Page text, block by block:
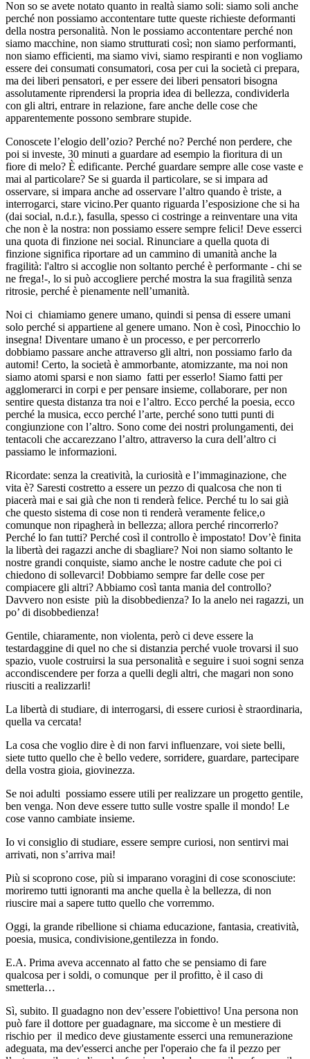
Non so se avete notato quanto in realtà siamo soli: siamo soli anche
perché non possiamo accontentare tutte queste richieste deformanti
della nostra personalità. Non le possiamo accontentare perché non
siamo macchine, non siamo strutturati così; non siamo performanti,
non siamo efficienti, ma siamo vivi, siamo respiranti e non vogliamo
essere dei consumati consumatori, cosa per cui la società ci prepara,
ma dei liberi pensatori, e per essere dei liberi pensatori bisogna
assolutamente riprendersi la propria idea di bellezza, condividerla
con gli altri, entrare in relazione, fare anche delle cose che
apparentemente possono sembrare stupide.
Conoscete l’elogio dell’ozio? Perché no? Perché non perdere, che
poi si investe, 30 minuti a guardare ad esempio la fioritura di un
fiore di melo? È edificante. Perché guardare sempre alle cose vaste e
mai al particolare? Se si guarda il particolare, se si impara ad
osservare, si impara anche ad osservare l’altro quando è triste, a
interrogarci, stare vicino.Per quanto riguarda l’esposizione che si ha
(dai social, n.d.r.), fasulla, spesso ci costringe a reinventare una vita
che non è la nostra: non possiamo essere sempre felici! Deve esserci
una quota di finzione nei social. Rinunciare a quella quota di
finzione significa riportare ad un cammino di umanità anche la
fragilità: l'altro si accoglie non soltanto perché è performante - chi se
ne frega!-, lo si può accogliere perché mostra la sua fragilità senza
ritrosie, perché è pienamente nell’umanità.
Noi ci chiamiamo genere umano, quindi si pensa di essere umani
solo perché si appartiene al genere umano. Non è così, Pinocchio lo
insegna! Diventare umano è un processo, e per percorrerlo
dobbiamo passare anche attraverso gli altri, non possiamo farlo da
automi! Certo, la società è ammorbante, atomizzante, ma noi non
siamo atomi sparsi e non siamo fatti per esserlo! Siamo fatti per
agglomerarci in corpi e per pensare insieme, collaborare, per non
sentire questa distanza tra noi e l’altro. Ecco perché la poesia, ecco
perché la musica, ecco perché l’arte, perché sono tutti punti di
congiunzione con l’altro. Sono come dei nostri prolungamenti, dei
tentacoli che accarezzano l’altro, attraverso la cura dell’altro ci
passiamo le informazioni.
Ricordate: senza la creatività, la curiosità e l’immaginazione, che
vita è? Saresti costretto a essere un pezzo di qualcosa che non ti
piacerà mai e sai già che non ti renderà felice. Perché tu lo sai già
che questo sistema di cose non ti renderà veramente felice,o
comunque non ripagherà in bellezza; allora perché rincorrerlo?
Perché lo fan tutti? Perché così il controllo è impostato! Dov’è finita
la libertà dei ragazzi anche di sbagliare? Noi non siamo soltanto le
nostre grandi conquiste, siamo anche le nostre cadute che poi ci
chiedono di sollevarci! Dobbiamo sempre far delle cose per
compiacere gli altri? Abbiamo così tanta mania del controllo?
Davvero non esiste più la disobbedienza? Io la anelo nei ragazzi, un
po’ di disobbedienza!
Gentile, chiaramente, non violenta, però ci deve essere la
testardaggine di quel no che si distanzia perché vuole trovarsi il suo
spazio, vuole costruirsi la sua personalità e seguire i suoi sogni senza
accondiscendere per forza a quelli degli altri, che magari non sono
riusciti a realizzarli!
La libertà di studiare, di interrogarsi, di essere curiosi è straordinaria,
quella va cercata!
La cosa che voglio dire è di non farvi influenzare, voi siete belli,
siete tutto quello che è bello vedere, sorridere, guardare, partecipare
della vostra gioia, giovinezza.
Se noi adulti possiamo essere utili per realizzare un progetto gentile,
ben venga. Non deve essere tutto sulle vostre spalle il mondo! Le
cose vanno cambiate insieme.
Io vi consiglio di studiare, essere sempre curiosi, non sentirvi mai
arrivati, non s’arriva mai!
Più si scoprono cose, più si imparano voragini di cose sconosciute:
moriremo tutti ignoranti ma anche quella è la bellezza, di non
riuscire mai a sapere tutto quello che vorremmo.
Oggi, la grande ribellione si chiama educazione, fantasia, creatività,
poesia, musica, condivisione,gentilezza in fondo.
E.A. Prima aveva accennato al fatto che se pensiamo di fare
qualcosa per i soldi, o comunque per il profitto, è il caso di
smetterla…
Sì, subito. Il guadagno non dev’essere l'obiettivo! Una persona non
può fare il dottore per guadagnare, ma siccome è un mestiere di
rischio per il medico deve giustamente esserci una remunerazione
adeguata, ma dev'esserci anche per l'operaio che fa il pezzo per